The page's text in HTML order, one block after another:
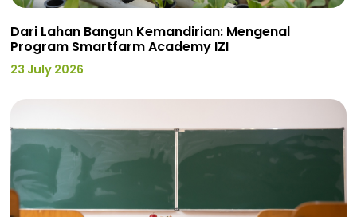
Dari Lahan Bangun Kemandirian: Mengenal
Program Smartfarm Academy IZI
23 July 2026